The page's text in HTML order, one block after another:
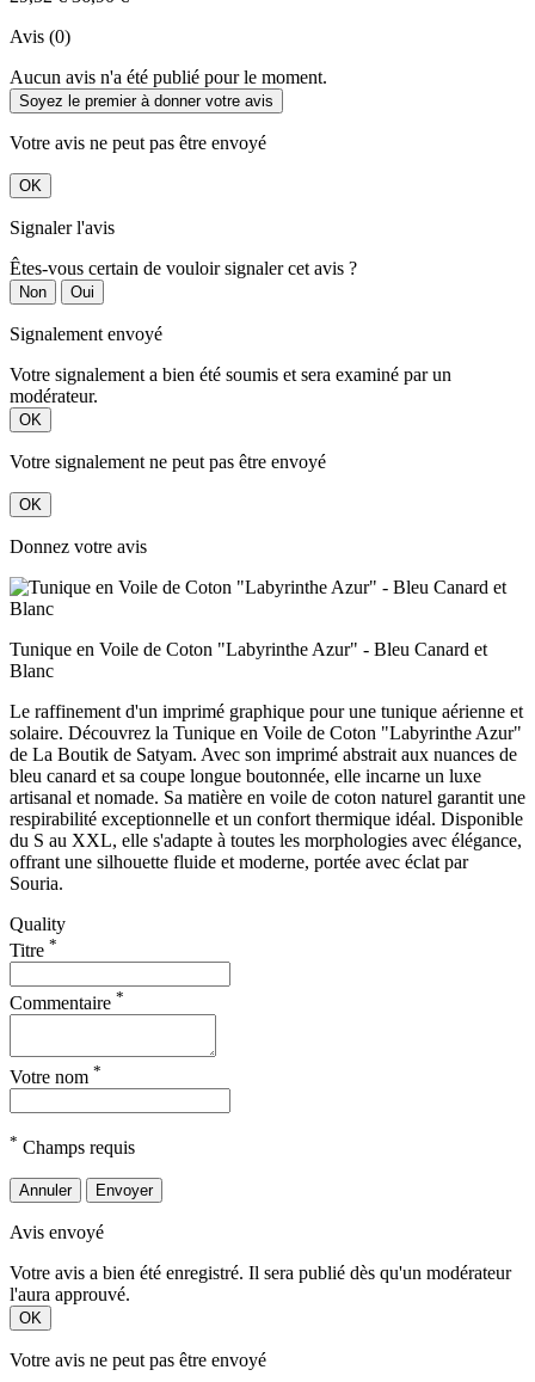
Avis (0)
Aucun avis n'a été publié pour le moment.
Soyez le premier à donner votre avis
Votre avis ne peut pas être envoyé
OK
Signaler l'avis
Êtes-vous certain de vouloir signaler cet avis ?
Non Oui
Signalement envoyé
Votre signalement a bien été soumis et sera examiné par un
modérateur.
OK
Votre signalement ne peut pas être envoyé
OK
Donnez votre avis
Tunique en Voile de Coton "Labyrinthe Azur" - Bleu Canard et
Blanc
Le raffinement d'un imprimé graphique pour une tunique aérienne et
solaire. Découvrez la Tunique en Voile de Coton "Labyrinthe Azur"
de La Boutik de Satyam. Avec son imprimé abstrait aux nuances de
bleu canard et sa coupe longue boutonnée, elle incarne un luxe
artisanal et nomade. Sa matière en voile de coton naturel garantit une
respirabilité exceptionnelle et un confort thermique idéal. Disponible
du S au XXL, elle s'adapte à toutes les morphologies avec élégance,
offrant une silhouette fluide et moderne, portée avec éclat par
Souria.
Quality
Titre *
Commentaire *
Votre nom *
* Champs requis
Annuler Envoyer
Avis envoyé
Votre avis a bien été enregistré. Il sera publié dès qu'un modérateur
l'aura approuvé.
OK
Votre avis ne peut pas être envoyé